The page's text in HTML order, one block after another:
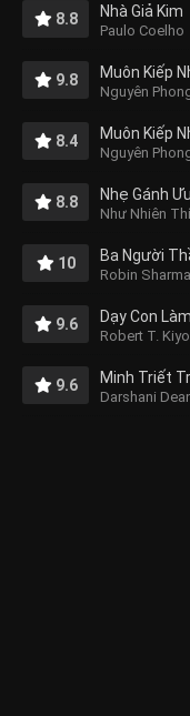
8.8 Nhà Giả Kim
Paulo Coelho
9.8 Muôn Kiếp
Nguyên
8.4 Muôn Kiếp
Nguyên
8.8 Nhẹ Gánh
Như Nhiên
10 Ba Người
Robin Sharma
9.6 Dạy Con
Robert T.
9.6 Minh Triết
Darshani